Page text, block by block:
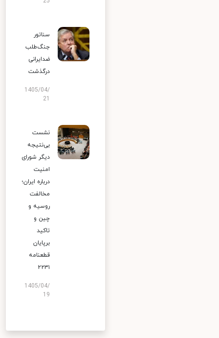
سناتور
جنگ‌طلب
ضدایرانی
درگذشت
1405/04/
نشست
بی‌نتیجه
دیگر شورای
امنیت
درباره ایران؛
مخالفت
روسیه و
چین و
تاکید
برپایان
قطعنامه
۲۲۳۱
1405/04/
19